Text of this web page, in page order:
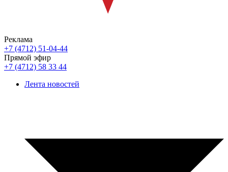
Реклама
+7 (4712) 51-04-44
Прямой эфир
+7 (4712) 58 33 44
Лента новостей